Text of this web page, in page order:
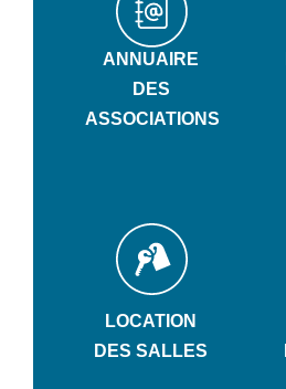
ANNUAIRE
DES
ASSOCIATIONS
LOCATION
DES SALLES